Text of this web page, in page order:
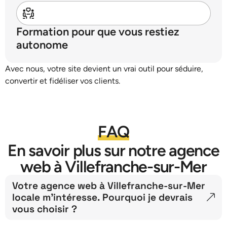
Formation pour que vous restiez
autonome
Avec nous, votre site devient un vrai outil pour séduire,
convertir et fidéliser vos clients.
FAQ
En savoir plus sur notre agence
web à Villefranche-sur-Mer
Votre agence web à Villefranche-sur-Mer
locale m’intéresse. Pourquoi je devrais
vous choisir ?